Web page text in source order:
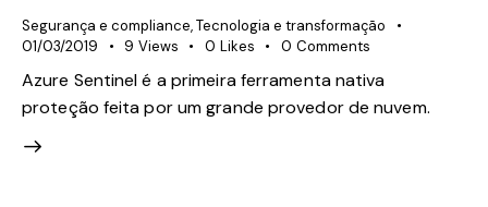
Segurança e compliance,Tecnologia e transformação
01/03/2019
9 Views 0 Likes 0 Comments
Azure Sentinel é a primeira ferramenta nativa
proteção feita por um grande provedor de nuvem.